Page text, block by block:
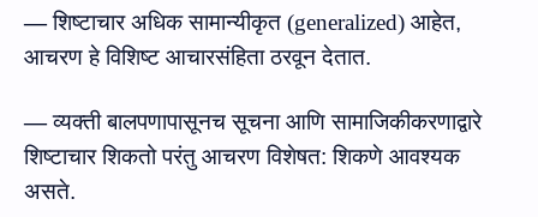
— शिष्टाचार अधिक सामान्यीकृत (generalized) आहेत,
आचरण हे विशिष्ट आचारसंहिता ठरवून देतात.
— व्यक्ती बालपणापासूनच सूचना आणि सामाजिकीकरणाद्वारे
शिष्टाचार शिकतो परंतु आचरण विशेषत:शिकणे आवश्‍यक
असते.